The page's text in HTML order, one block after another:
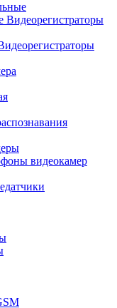
Видеорегистраторы
видеокамер